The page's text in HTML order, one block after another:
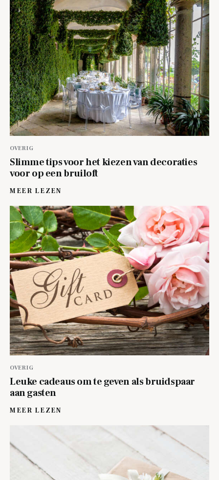
OVERIG
Slimme tips voor het kiezen van decoraties
voor op een bruiloft
MEER LEZEN
OVERIG
Leuke cadeaus om te geven als bruidspaar
aan gasten
MEER LEZEN